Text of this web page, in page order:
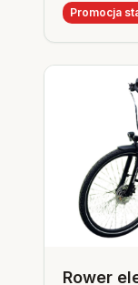
Promocja
Rower